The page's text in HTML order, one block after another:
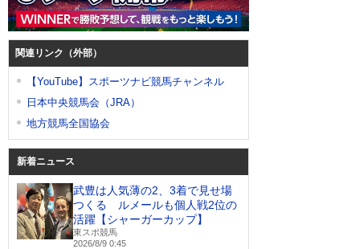
関連リンク（外部）
【YouTube】スポーツナビ競馬チャンネル
日本中央競馬会（JRA）
地方競馬全国協会
新着ニュース
武豊は人気薄の2、3着で見せ場
つくる ルメールも個人戦2位の
活躍【シャーガーカップ】
東スポ競馬
2026/8/9 0:45